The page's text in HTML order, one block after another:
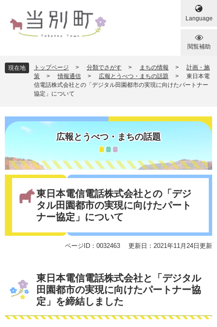
でば
へ
Language
閲覧補助
現在地 トップページ > 分類でさがす > まちの情報 >
計画・施
策
> 情報通信 > 広報とうべつ・まちの話題 >
東日本電
信電話株式会社との「デジタル田園都市の実現に向けたパートナー
協定」について
広報とうべつ・まちの話題
東日本電信電話株式会社との「デジ
タル田園都市の実現に向けたパート
ナー協定」について
ページID：0032463 更新日：2021年11月24日更新
東日本電信電話株式会社と「デジタル
田園都市の実現に向けたパートナー協
定」を締結しました